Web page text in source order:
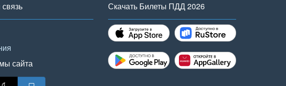
сайта
Скачать Билеты ПДД 2026